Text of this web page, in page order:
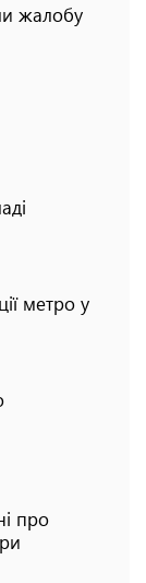
жалобу
метро у
про